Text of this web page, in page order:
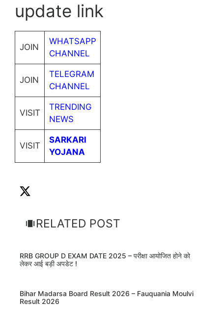
update link
JOIN
WHATSAPP
CHANNEL
JOIN
TELEGRAM
CHANNEL
VISIT
TRENDING
NEWS
VISIT
SARKARI
YOJANA
RELATED POST
RRB GROUP D EXAM DATE 2025 – परीक्षा आयोजित होने को
लेकर आई बड़ी अपडेट !
Bihar Madarsa Board Result 2026 – Fauquania Moulvi
Result 2026